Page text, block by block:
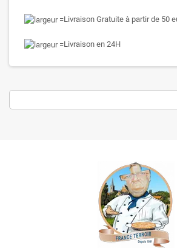
Livraison Gratuite à partir de 50
Livraison en 24H